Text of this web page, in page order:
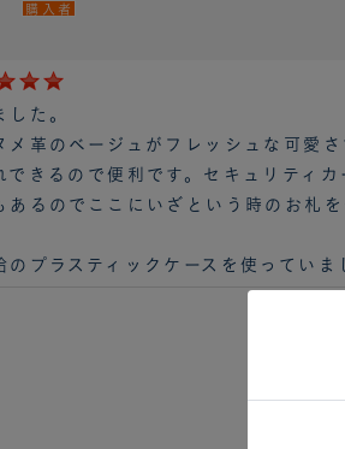
購入者
した。
メ革のベージュがフレッシュな可愛
できるので便利です。セキュリティ
あるのでここにいざという時のお札
のプラスティックケースを使ってい